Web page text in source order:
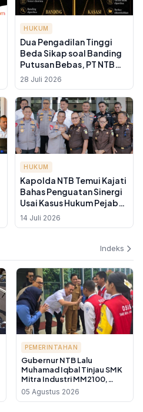
HUKUM
Dua Pengadilan Tinggi
Beda Sikap soal Banding
Putusan Bebas, PT NTB
Pilih Buka Jalan Kasasi ke
MA
28 Juli 2026
HUKUM
Kapolda NTB Temui Kajati
Bahas Penguatan Sinergi
Usai Kasus Hukum Pejabat
Tinggi di Dua Lembaga
14 Juli 2026
Indeks
PEMERINTAHAN
Gubernur NTB Lalu
Muhamad Iqbal Tinjau SMK
Mitra Industri MM2100,
Targetkan Lulusan SMK NTB
Siap Kerja ke Jepang dan
05 Agustus 2026